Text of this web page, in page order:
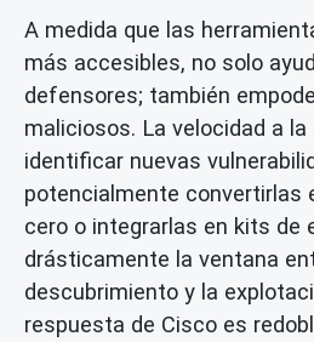
A medida que las
más accesibles, no solo
defensores; también
maliciosos. La velocidad a la
identificar nuevas
potencialmente convertirlas
cero o integrarlas en kits de
drásticamente la ventana
descubrimiento y la
respuesta de Cisco es